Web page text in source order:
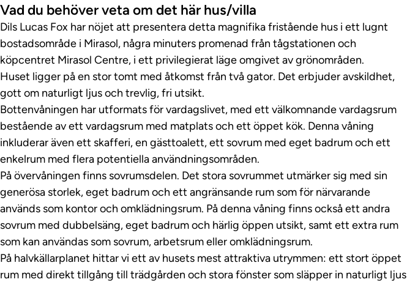
Vad du behöver veta om det här hus/villa
Dils Lucas Fox har nöjet att presentera detta magnifika fristående hus i ett lugnt
bostadsområde i Mirasol, några minuters promenad från tågstationen och
köpcentret Mirasol Centre, i ett privilegierat läge omgivet av grönområden.
Huset ligger på en stor tomt med åtkomst från två gator. Det erbjuder avskildhet,
gott om naturligt ljus och trevlig, fri utsikt.
Bottenvåningen har utformats för vardagslivet, med ett välkomnande vardagsrum
bestående av ett vardagsrum med matplats och ett öppet kök. Denna våning
inkluderar även ett skafferi, en gästtoalett, ett sovrum med eget badrum och ett
enkelrum med flera potentiella användningsområden.
På övervåningen finns sovrumsdelen. Det stora sovrummet utmärker sig med sin
generösa storlek, eget badrum och ett angränsande rum som för närvarande
används som kontor och omklädningsrum. På denna våning finns också ett andra
sovrum med dubbelsäng, eget badrum och härlig öppen utsikt, samt ett extra rum
som kan användas som sovrum, arbetsrum eller omklädningsrum.
På halvkällarplanet hittar vi ett av husets mest attraktiva utrymmen: ett stort öppet
rum med direkt tillgång till trädgården och stora fönster som släpper in naturligt ljus